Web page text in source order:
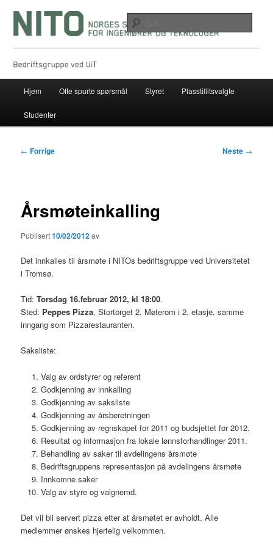
direkte
hovedinnholdet
NITO bedriftsgruppe ved UIT
Hjem Ofte spurte spørsmål Styret Plasstillitsvalgte
Studenter
Innleggsnavigasjon
← Forrige Neste →
Årsmøteinkalling
Publisert10/02/2012av
Det innkalles til årsmøte i NITOs bedriftsgruppe ved Universitetet
i Tromsø.
Tid:Torsdag 16.februar 2012, kl 18:00.
Sted: Peppes Pizza, Stortorget 2. Møterom i 2. etasje, samme
inngang som Pizzarestauranten.
Saksliste:
Valg av ordstyrer og referent
Godkjenning av innkalling
Godkjenning av saksliste
Godkjenning av årsberetningen
Godkjenning av regnskapet for 2011 og budsjettet for 2012.
Resultat og informasjon fra lokale lønnsforhandlinger 2011.
Behandling av saker til avdelingens årsmøte
Bedriftsgruppens representasjon på avdelingens årsmøte
Innkomne saker
Valg av styre og valgnemd.
Det vil bli servert pizza etter at årsmøtet er avholdt. Alle
medlemmer ønskes hjertelig velkommen.